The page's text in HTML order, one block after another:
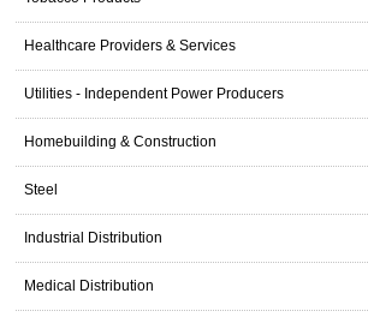
Healthcare Providers & Services
Utilities - Independent Power Producers
Homebuilding & Construction
Steel
Industrial Distribution
Medical Distribution